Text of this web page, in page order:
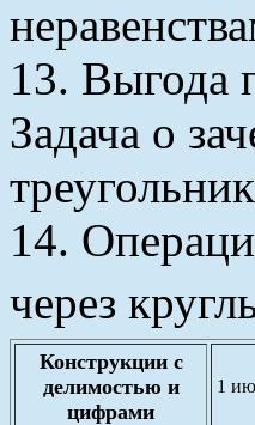
13. Выгода
Задача о
14.
через
Конструкции с
делимостью и
цифрами
1